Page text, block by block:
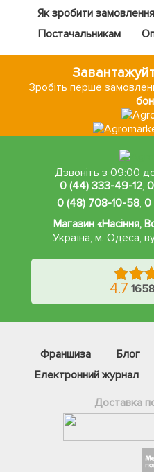
Як зробити
Постачальникам
Зробіть перше
Дзвоніть з 09:00
0 (44) 333-49-12,
0 (48) 708-10-58, 0
Магазин «Насіння,
Україна, м. Одеса,
4.7
Франшиза Блог
Електронний журнал
Доставка по